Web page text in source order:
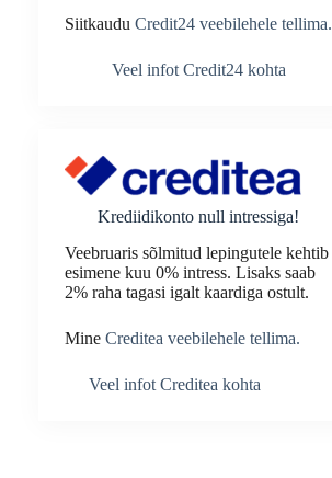
Siitkaudu Credit24 veebilehele tellima.
Veel infot Credit24 kohta
Krediidikonto null intressiga!
Veebruaris sõlmitud lepingutele kehtib
esimene kuu 0% intress. Lisaks saab
2% raha tagasi igalt kaardiga ostult.
Mine Creditea veebilehele tellima.
Veel infot Creditea kohta